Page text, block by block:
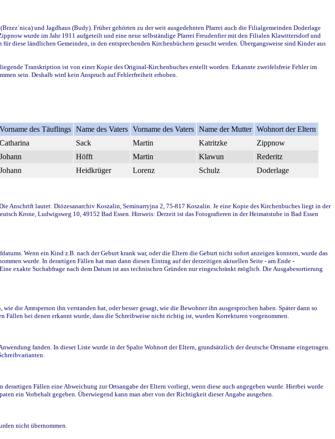
und Jagdhaus (Budy). Früher gehörten zu der weit ausgedehnten Pfarrei auch die Filialgemeinden Doderlage
wurde im Jahr 1911 aufgeteilt und eine neue selbständige Pfarrei Freudenfier mit den Filialen Klawittersdorf und
ländlichen Gemeinden, in den entsprechenden Kirchenbüchern gesucht werden. Übergangsweise sind Kinder aus
Transkription ist von einer Kopie des Original-Kirchenbuches erstellt worden. Erkannte zweifelsfreie Fehler im
sein. Deshalb wird kein Anspruch auf Fehlerfreiheit erhoben.
Vorname des Täuflings Name des Vaters Vorname des Vaters Name der Mutter Wohnort der Eltern
Catharina Sack Martin Katritzke
Zippnow
Johann Höfft Martin Klawun
Rederitz
Johann Heidkrüger Lorenz Schulz Doderlage
Anschrift lautet: Diözesanarchiv Koszalin, Seminarryjna 2, 75-817 Koszalin. Je eine Kopie des Kirchenbuches liegt in der
Krone, Ludwigsweg 10, 49152 Bad Essen. Hinweis: Derzeit ist das Fotografieren in der Heimatstube in Bad Essen
Wenn ein Kind z.B. nach der Geburt krank war, oder die Eltern die Geburt nicht sofort anzeigen konnten, wurde das
wurde. In derartigen Fällen hat man dann diesen Eintrag auf der derzeitigen aktuellen Seite - am Ende -
exakte Suchabfrage nach dem Datum ist aus technischen Gründen nur eingeschränkt möglich. Die Ausgabesortierung
die Amtsperson ihn verstanden hat, oder besser gesagt, wie die Bewohner ihn ausgesprochen haben. Später dann so
bei denen erkannt wurde, dass die Schreibweise nicht richtig ist, wurden Korrekturen vorgenommen.
fanden. In dieser Liste wurde in der Spalte Wohnort der Eltern, grundsätzlich der deutsche Ortsname eingetragen.
Fällen eine Abweichung zur Ortsangabe der Eltern vorliegt, wenn diese auch angegeben wurde. Hierbei wurde
ein Vorbehalt gegeben. Überwiegend kann man aber von der Richtigkeit dieser Angabe ausgehen.
nicht übernommen.